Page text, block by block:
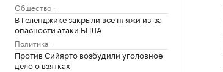
Общество
В Геленджике закрыли все пляжи из-за
опасности атаки БПЛА
Политика
Против Сийярто возбудили уголовное
дело о взятках